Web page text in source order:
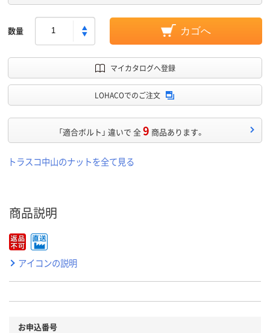
数量 カゴへ
マイカタログへ登録
LOHACOでのご注文
「適合ボルト」 違いで 全9 商品あります。
トラスコ中山のナットを全て見る
商品説明
アイコンの説明
お申込番号